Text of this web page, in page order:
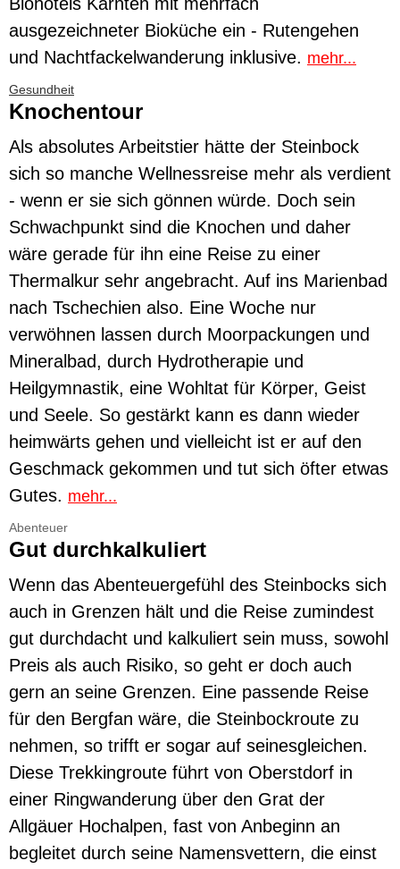
ausgezeichneter Bioküche ein - Rutengehen
und Nachtfackelwanderung inklusive. mehr...
Gesundheit
Knochentour
Als absolutes Arbeitstier hätte der Steinbock
sich so manche Wellnessreise mehr als verdient
- wenn er sie sich gönnen würde. Doch sein
Schwachpunkt sind die Knochen und daher
wäre gerade für ihn eine Reise zu einer
Thermalkur sehr angebracht. Auf ins Marienbad
nach Tschechien also. Eine Woche nur
verwöhnen lassen durch Moorpackungen und
Mineralbad, durch Hydrotherapie und
Heilgymnastik, eine Wohltat für Körper, Geist
und Seele. So gestärkt kann es dann wieder
heimwärts gehen und vielleicht ist er auf den
Geschmack gekommen und tut sich öfter etwas
Gutes. mehr...
Abenteuer
Gut durchkalkuliert
Wenn das Abenteuergefühl des Steinbocks sich
auch in Grenzen hält und die Reise zumindest
gut durchdacht und kalkuliert sein muss, sowohl
Preis als auch Risiko, so geht er doch auch
gern an seine Grenzen. Eine passende Reise
für den Bergfan wäre, die Steinbockroute zu
nehmen, so trifft er sogar auf seinesgleichen.
Diese Trekkingroute führt von Oberstdorf in
einer Ringwanderung über den Grat der
Allgäuer Hochalpen, fast von Anbeginn an
begleitet durch seine Namensvettern, die einst